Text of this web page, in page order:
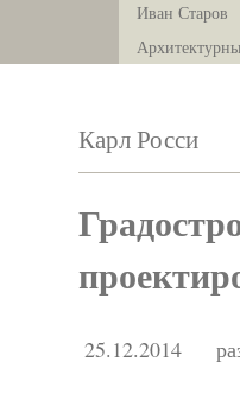
Иван Старов
Карл Росси
25.12.2014